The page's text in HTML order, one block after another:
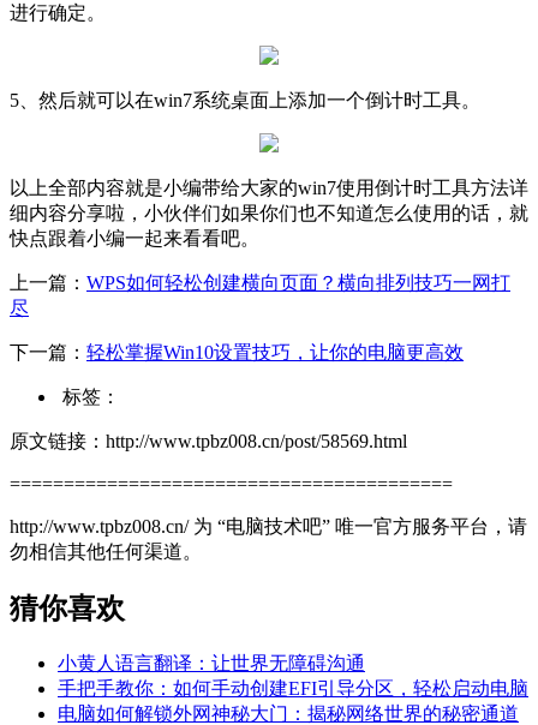
进行确定。
5、然后就可以在win7系统桌面上添加一个倒计时工具。
以上全部内容就是小编带给大家的win7使用倒计时工具方法详
细内容分享啦，小伙伴们如果你们也不知道怎么使用的话，就
快点跟着小编一起来看看吧。
上一篇： WPS如何轻松创建横向页面？横向排列技巧一网打
尽
下一篇： 轻松掌握Win10设置技巧，让你的电脑更高效
标签：
原文链接：http://www.tpbz008.cn/post/58569.html
=========================================
http://www.tpbz008.cn/ 为 “电脑技术吧” 唯一官方服务平台，请
勿相信其他任何渠道。
猜你喜欢
小黄人语言翻译：让世界无障碍沟通
手把手教你：如何手动创建EFI引导分区，轻松启动电脑
电脑如何解锁外网神秘大门：揭秘网络世界的秘密通道